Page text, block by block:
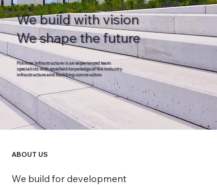
We build with vision
We shape the future
Polimex Infrastructure is an experienced team
specialists with excellent knowledge of the industry
infrastructure and building construction
ABOUT US
We build for development